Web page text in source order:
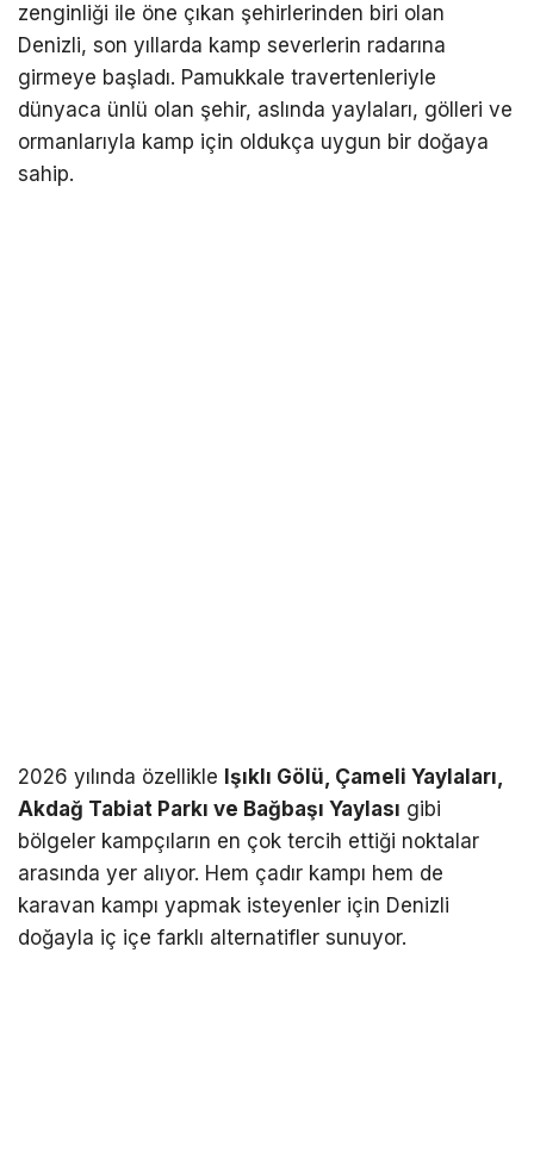
zenginliği ile öne çıkan şehirlerinden biri olan
Denizli, son yıllarda kamp severlerin radarına
girmeye başladı. Pamukkale travertenleriyle
dünyaca ünlü olan şehir, aslında yaylaları, gölleri ve
ormanlarıyla kamp için oldukça uygun bir doğaya
sahip.
2026 yılında özellikle Işıklı Gölü, Çameli Yaylaları,
Akdağ Tabiat Parkı ve Bağbaşı Yaylası gibi
bölgeler kampçıların en çok tercih ettiği noktalar
arasında yer alıyor. Hem çadır kampı hem de
karavan kampı yapmak isteyenler için Denizli
doğayla iç içe farklı alternatifler sunuyor.